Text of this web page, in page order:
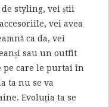
styling, vei știi
vei avea
ca da, vei
sau un outfit
pe care le purtai în
ta nu se va
Evoluția ta se